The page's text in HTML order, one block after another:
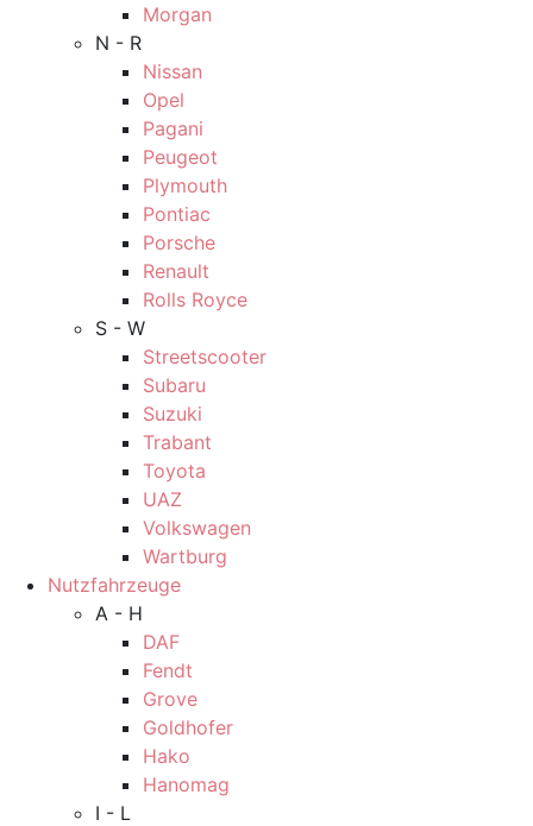
Morgan
N - R
Nissan
Opel
Pagani
Peugeot
Plymouth
Pontiac
Porsche
Renault
Rolls Royce
S - W
Streetscooter
Subaru
Suzuki
Trabant
Toyota
UAZ
Volkswagen
Wartburg
Nutzfahrzeuge
A - H
DAF
Fendt
Grove
Goldhofer
Hako
Hanomag
I - L